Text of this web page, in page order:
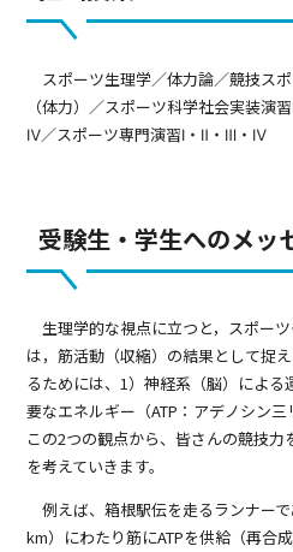
スポーツ生理学／体力論／競技ス
（体力）／スポーツ科学社会実装演
Ⅳ／スポーツ専門演習Ⅰ・Ⅱ・Ⅲ・Ⅳ
受験生・学生へのメッ
生理学的な視点に立つと，スポー
は，筋活動（収縮）の結果として捉
るためには、1）神経系（脳）によ
要なエネルギー（ATP：アデノシン三
この2つの観点から、皆さんの競技
を考えていきます。
例えば、箱根駅伝を走るランナー
km）にわたり筋にATPを供給（再合